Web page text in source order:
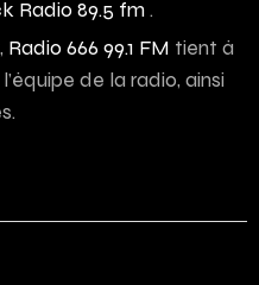
Radio 89.5 fm.
Radio 666 99.1 FM tient à
de la radio, ainsi